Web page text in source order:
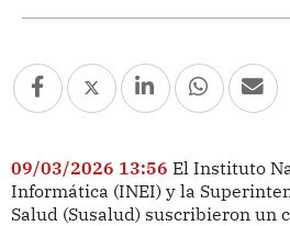
09/03/2026 13:56 El Instituto
Informática (INEI) y la
Salud (Susalud) suscribieron un